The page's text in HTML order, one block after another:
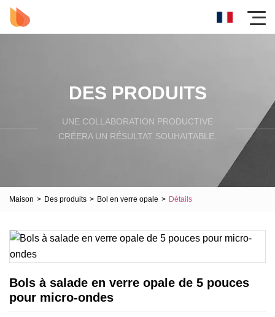
DES PRODUITS
UNE COLLABORATION PRODUCTIVE
CRÉERA UN RÉSULTAT SOUHAITABLE.
Maison > Des produits > Bol en verre opale > Détails
Bols à salade en verre opale de 5 pouces
pour micro-ondes